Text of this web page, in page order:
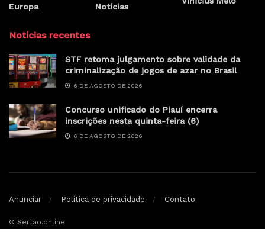
Europa
Notícias
Notícias recentes
STF retoma julgamento sobre validade da
criminalização de jogos de azar no Brasil
6 DE AGOSTO DE 2026
Concurso unificado do Piauí encerra
inscrições nesta quinta-feira (6)
6 DE AGOSTO DE 2026
Anunciar Política de privacidade Contato
© Sertao.online